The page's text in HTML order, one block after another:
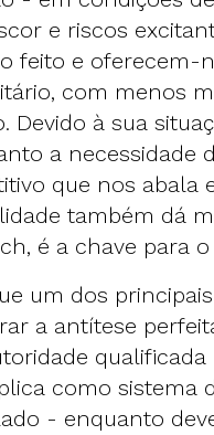
e riscos
feito e oferecem-
com menos
Devido à sua
a necessidade
que nos abala
também dá
é a chave para
um dos
a antítese
como sistema
- enquanto